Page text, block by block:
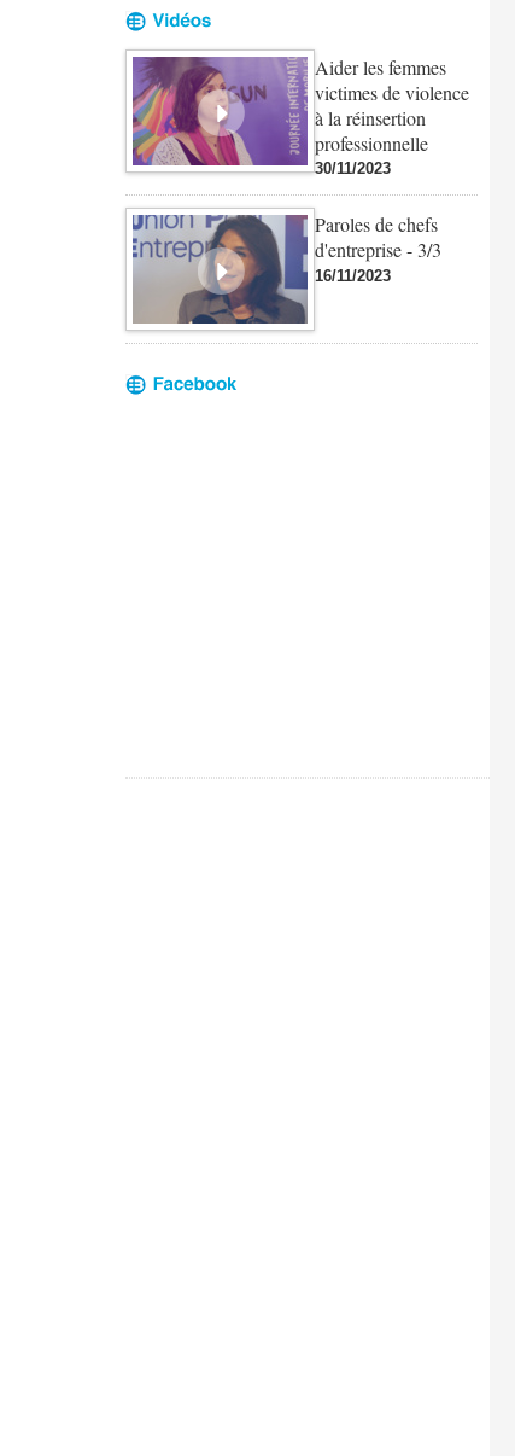
Aider les femmes
victimes de violence
à la réinsertion
professionnelle
30/11/2023
Paroles de chefs
d'entreprise - 3/3
16/11/2023